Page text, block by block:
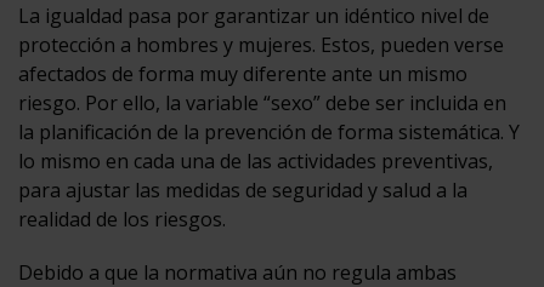
La igualdad pasa por garantizar un idéntico nivel de
protección a hombres y mujeres. Estos, pueden verse
afectados de forma muy diferente ante un mismo
riesgo. Por ello, la variable “sexo” debe ser incluida en
la planificación de la prevención de forma sistemática. Y
lo mismo en cada una de las actividades preventivas,
para ajustar las medidas de seguridad y salud a la
realidad de los riesgos.
Debido a que la normativa aún no regula ambas